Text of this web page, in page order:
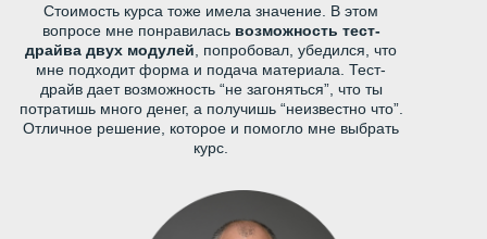
Стоимость курса тоже имела значение. В этом
вопросе мне понравилась возможность тест-
драйва двух модулей , попробовал, убедился, что
мне подходит форма и подача материала. Тест-
драйв дает возможность “не загоняться”, что ты
потратишь много денег, а получишь “неизвестно что”.
Отличное решение, которое и помогло мне выбрать
курс.